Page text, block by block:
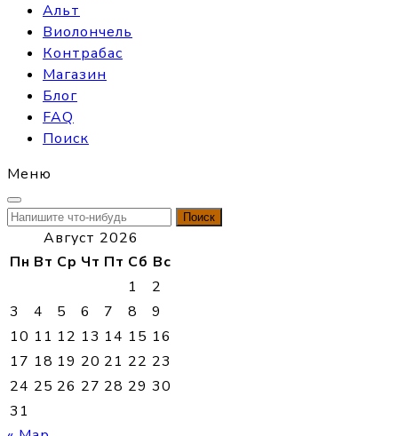
Альт
Виолончель
Контрабас
Магазин
Блог
FAQ
Поиск
Меню
Найти:
Август 2026
Пн Вт Ср Чт Пт Сб Вс
1
2
3
4 5 6 7 8
9
10 11 12 13 14 15 16
17 18 19 20 21 22 23
24 25 26 27 28 29 30
31